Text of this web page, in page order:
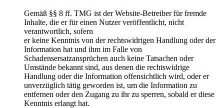
Gemäß §§ 8 ff. TMG ist der Website-Betreiber für fremde
Inhalte, die er für einen Nutzer veröffentlicht, nicht
verantwortlich, sofern
er keine Kenntnis von der rechtswidrigen Handlung oder der
Information hat und ihm im Falle von
Schadensersatzansprüchen auch keine Tatsachen oder
Umstände bekannt sind, aus denen die rechtswidrige
Handlung oder die Information offensichtlich wird, oder er
unverzüglich tätig geworden ist, um die Information zu
entfernen oder den Zugang zu ihr zu sperren, sobald er diese
Kenntnis erlangt hat.